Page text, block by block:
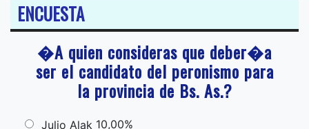
ENCUESTA
�A quien consideras que deber�a
ser el candidato del peronismo para
la provincia de Bs. As.?
Julio Alak 10,00%